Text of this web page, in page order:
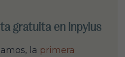
gratuita en Inpylus
la primera